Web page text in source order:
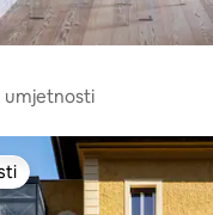
umjetnosti
s oznakom